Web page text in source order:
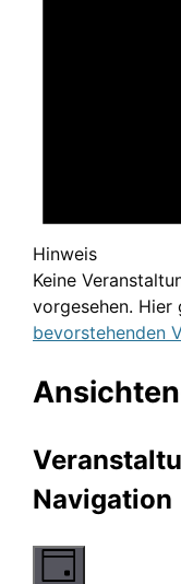
Hinweis
Keine
vorgesehen. Hier
bevorstehenden
Navigation